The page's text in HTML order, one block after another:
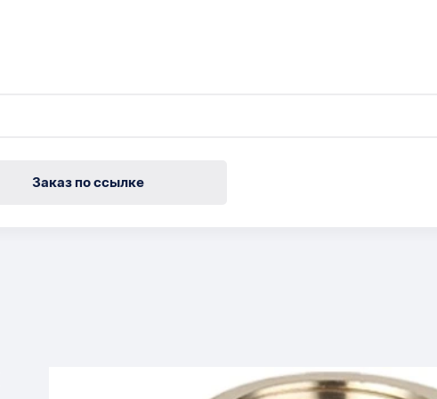
Заказ по ссылке